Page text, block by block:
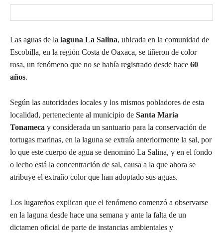
Las aguas de la laguna La Salina, ubicada en la comunidad de
Escobilla, en la región Costa de Oaxaca, se tiñeron de color
rosa, un fenómeno que no se había registrado desde hace 60
años.
Según las autoridades locales y los mismos pobladores de esta
localidad, perteneciente al municipio de Santa María
Tonameca y considerada un santuario para la conservación de
tortugas marinas, en la laguna se extraía anteriormente la sal, por
lo que este cuerpo de agua se denominó La Salina, y en el fondo
o lecho está la concentración de sal, causa a la que ahora se
atribuye el extraño color que han adoptado sus aguas.
Los lugareños explican que el fenómeno comenzó a observarse
en la laguna desde hace una semana y ante la falta de un
dictamen oficial de parte de instancias ambientales y